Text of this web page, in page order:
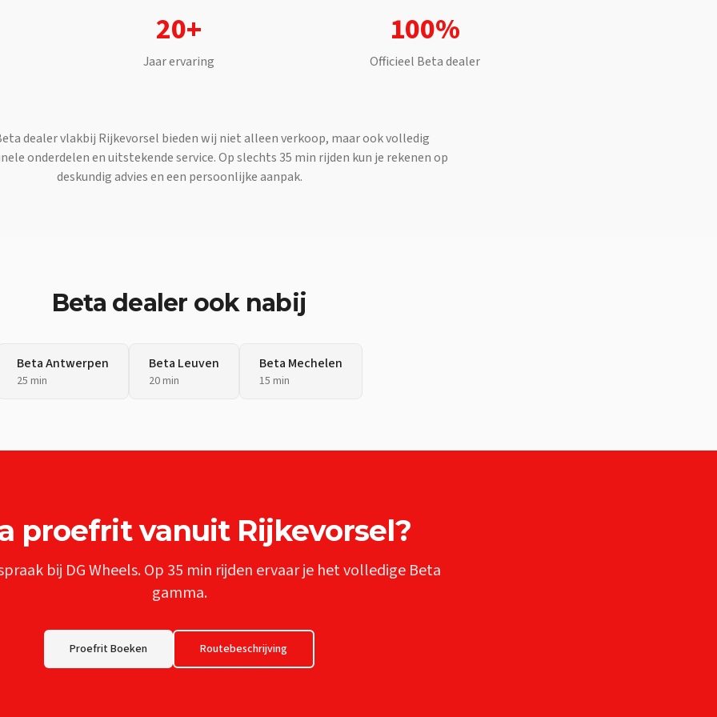
20+
Jaar ervaring
100%
Officieel Betadealer
dealer vlakbij Rijkevorsel bieden wij niet alleen verkoop, maar ook volledig
onderdelen en uitstekende service. Op slechts 35 min rijden kun je rekenen op
deskundig advies en een persoonlijke aanpak.
Beta dealer ook nabij
BetaAntwerpen
25 min
Beta Leuven
20 min
Beta Mechelen
15 min
proefrit vanuit Rijkevorsel?
bij DG Wheels. Op 35 min rijden ervaar je het volledige Beta
gamma.
Proefrit Boeken Routebeschrijving